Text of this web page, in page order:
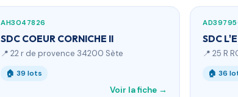
AH3047826
SDC COEUR CORNICHE II
📍 22 r de provence 34200 Sète
🏠 39 lots
Voir la fiche →
SDC
📍 25 R
🏠 36